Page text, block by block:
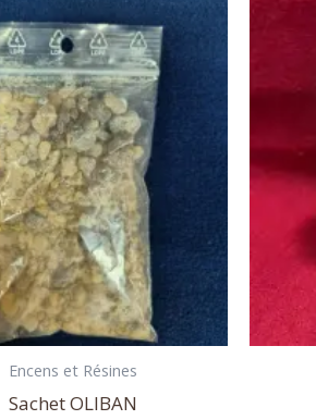
Encens et Résines
Sachet OLIBAN